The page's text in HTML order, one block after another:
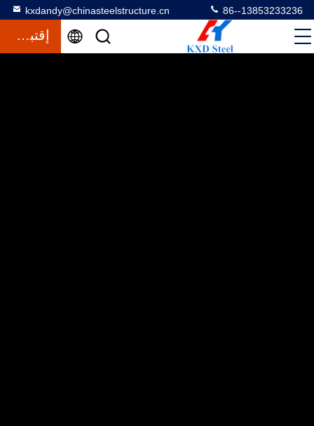
kxdandy@chinasteelstructure.cn 86--13853233236
إقتباس